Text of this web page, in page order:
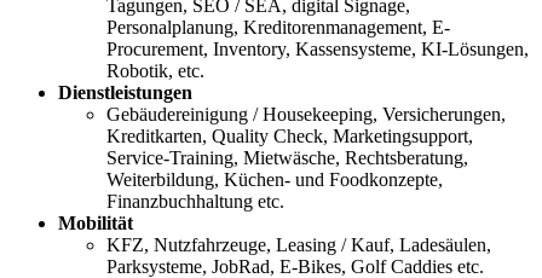
Tagungen, SEO / SEA, digital Signage,
Personalplanung, Kreditorenmanagement, E-
Procurement, Inventory, Kassensysteme, KI-Lösungen,
Robotik, etc.
Dienstleistungen
Gebäudereinigung / Housekeeping, Versicherungen,
Kreditkarten, Quality Check, Marketingsupport,
Service-Training, Mietwäsche, Rechtsberatung,
Weiterbildung, Küchen- und Foodkonzepte,
Finanzbuchhaltung etc.
Mobilität
KFZ, Nutzfahrzeuge, Leasing / Kauf, Ladesäulen,
Parksysteme, JobRad, E-Bikes, Golf Caddies etc.